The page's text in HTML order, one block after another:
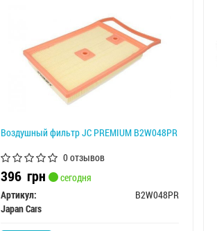
Воздушный фильтр JC PREMIUM B2W048PR
0 отзывов
396 грн
сегодня
Артикул:
B2W048PR
Japan Cars